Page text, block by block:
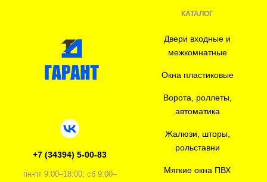
+7 (34394) 5-00-83
пн-пт 9:00–18:00; сб 9:00–
КАТАЛОГ
Двери входные и
межкомнатные
Окна пластиковые
Ворота, роллеты,
автоматика
Жалюзи, шторы,
рольставни
Мягкие окна ПВХ